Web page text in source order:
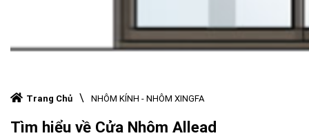
Trang Chủ \ NHÔM KÍNH - NHÔM XINGFA
Tìm hiểu về Cửa Nhôm Allead